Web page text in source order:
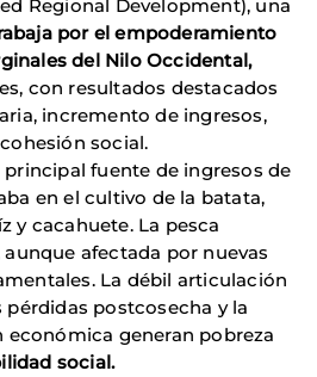
Regional Development), una
por el empoderamiento
del Nilo Occidental,
con resultados destacados
incremento de ingresos,
social.
fuente de ingresos de
en el cultivo de la batata,
y cacahuete. La pesca
afectada por nuevas
La débil articulación
postcosecha y la
económica generan pobreza
social.